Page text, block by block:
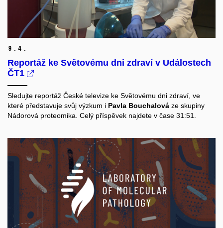
9. 4.
Reportáž ke Světovému dni zdraví v Událostech
ČT1
Sledujte reportáž České televize ke Světovému dni zdraví, ve
které představuje svůj výzkum i Pavla Bouchalová ze skupiny
Nádorová proteomika. Celý příspěvek najdete v čase 31:51.